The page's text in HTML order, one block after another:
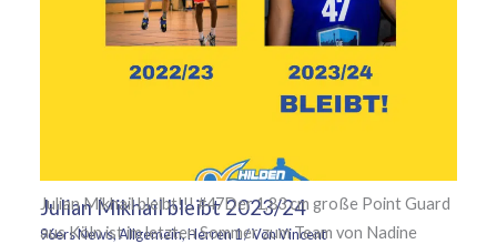
Julian Mikhail bleibt 2023/24
96ers News,Allgemein,Herren 1/ VonVincent
Julian Mikhail bleibt!!! #47Der 1,83 cm große Point Guard
aus Köln ist im letzten Sommer zum Team von Nadine